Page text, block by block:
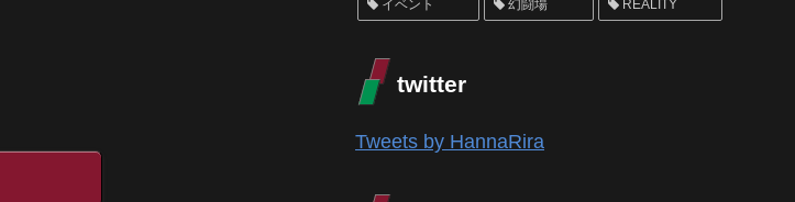
イベント 幻闘場 REALITY
twitter
Tweets by HannaRira